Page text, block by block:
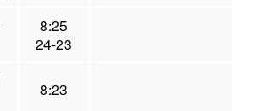
8:25
24-23
8:23